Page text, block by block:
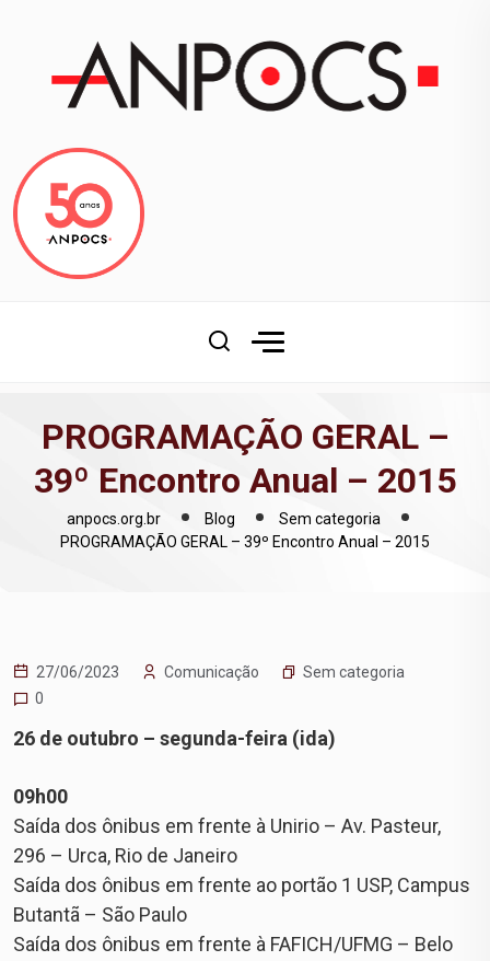
PROGRAMAÇÃO GERAL –
39º Encontro Anual – 2015
anpocs.org.br Blog
Sem categoria
PROGRAMAÇÃO GERAL – 39º Encontro Anual – 2015
27/06/2023 Comunicação
Sem categoria
0
26 de outubro – segunda-feira (ida)
09h00
Saída dos ônibus em frente à Unirio – Av. Pasteur,
296 – Urca, Rio de Janeiro
Saída dos ônibus em frente ao portão 1 USP, Campus
Butantã – São Paulo
Saída dos ônibus em frente à FAFICH/UFMG – Belo